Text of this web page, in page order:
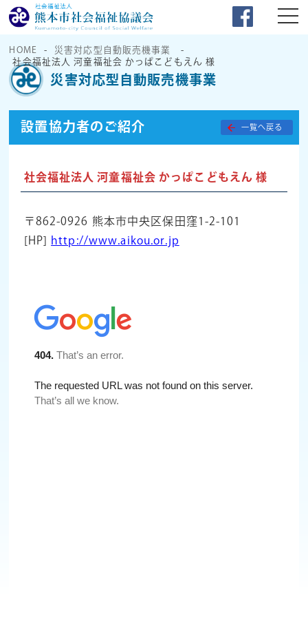
HOME
災害対応型自動販売機事業
社会福祉法人 河童福祉会 かっぱこどもえん 様
災害対応型自動販売機事業
設置協力者のご紹介 一覧へ戻る
社会福祉法人 河童福祉会 かっぱこどもえん 様
〒862-0926 熊本市中央区保田窪1-2-101
[HP]http://www.aikou.or.jp